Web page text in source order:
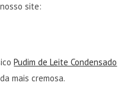
site:
Pudim de Leite Condensado
mais cremosa.